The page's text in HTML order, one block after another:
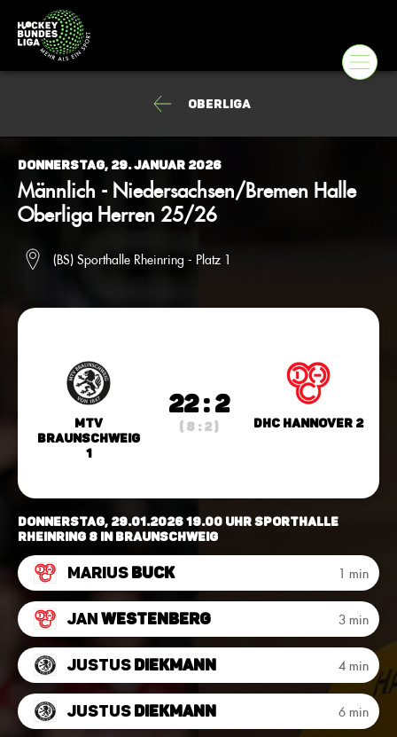
Oberliga
Donnerstag, 29. Januar 2026
Männlich - Niedersachsen/Bremen Halle
Oberliga Herren 25/26
(BS) Sporthalle Rheinring - Platz 1
MTV
Braunschweig
1
22 : 2
( 8 : 2 ) DHC Hannover 2
Donnerstag, 29.01.2026 19.00 Uhr Sporthalle
Rheinring 8 in Braunschweig
MariusBuck 1 min
JanWestenberg 3 min
JustusDiekmann 4 min
JustusDiekmann 6 min